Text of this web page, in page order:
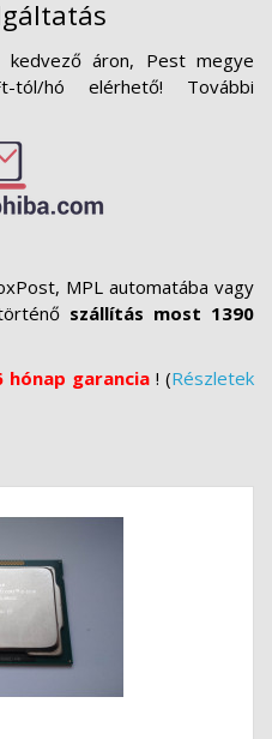
kedvező áron, Pest megye
hó elérhető! További
MPL automatába vagy
szállítás most 1390
hónap garancia ! (Részletek